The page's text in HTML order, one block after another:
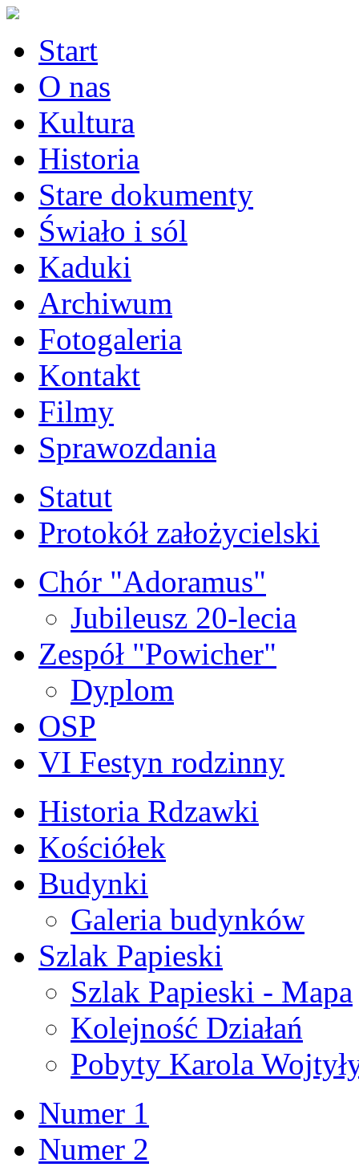
Start
O nas
Kultura
Historia
Stare dokumenty
Świało i sól
Kaduki
Archiwum
Fotogaleria
Kontakt
Filmy
Sprawozdania
Statut
Protokół założycielski
Chór "Adoramus"
Jubileusz 20-lecia
Zespół "Powicher"
Dyplom
OSP
VI Festyn rodzinny
Historia Rdzawki
Kościółek
Budynki
Galeria budynków
Szlak Papieski
Szlak Papieski - Mapa
Kolejność Działań
Pobyty Karola
Numer 1
Numer 2